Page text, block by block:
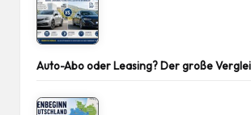
Auto-Abo oder Leasing? Der große